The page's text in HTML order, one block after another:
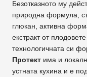
Безотказното му
природна формула,
глюкан, активна
екстракт от
технологичната си
Протект има и
устната кухина и е